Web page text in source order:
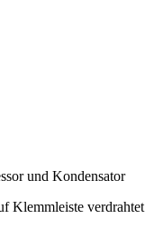
und Kondensator
Klemmleiste verdrahtet